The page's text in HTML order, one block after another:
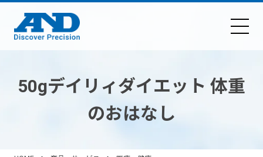
50gデイリィダイエット 体重
のおはなし